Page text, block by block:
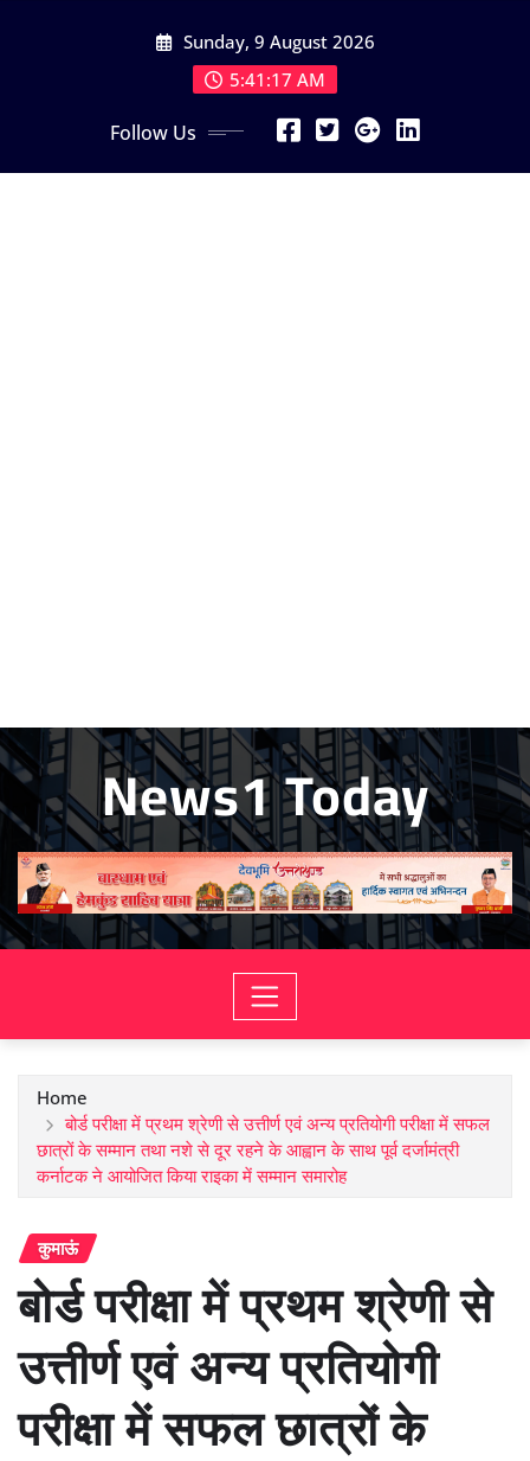
Sunday, 9 August 2026
5:41:19 AM
Follow Us
News1 Today
Home
बोर्ड परीक्षा में प्रथम श्रेणी से उत्तीर्ण एवं अन्य प्रतियोगी परीक्षा में सफल
छात्रों के सम्मान तथा नशे से दूर रहने के आह्वान के साथ पूर्व दर्जामंत्री
कर्नाटक ने आयोजित किया राइका में सम्मान समारोह
कुमाऊं
बोर्ड परीक्षा में प्रथम श्रेणी से
उत्तीर्ण एवं अन्य प्रतियोगी
परीक्षा में सफल छात्रों के